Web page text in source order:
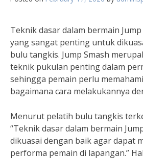
Teknik dasar dalam bermain
yang sangat penting untuk
bulu tangkis. Jump Smash
teknik pukulan penting dalam
sehingga pemain perlu
bagaimana cara melakukannya
Menurut pelatih bulu tangkis
“Teknik dasar dalam bermain
dikuasai dengan baik agar dapat
performa pemain di lapangan.”